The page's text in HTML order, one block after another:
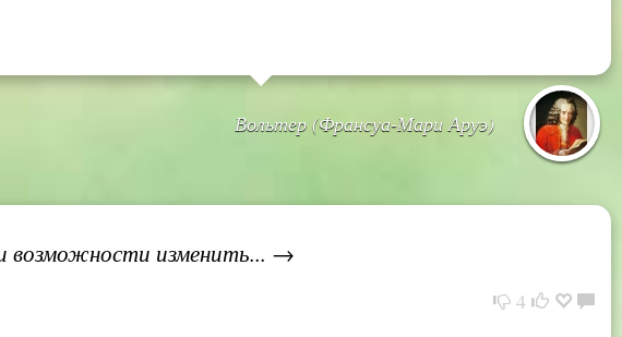
Вольтер (Франсуа-Мари Аруэ)
возможности изменить... →
4